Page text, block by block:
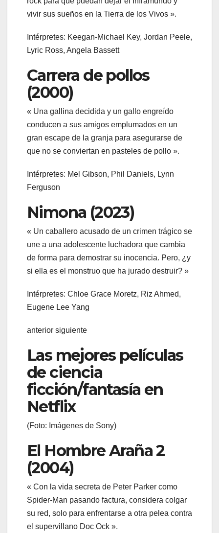
vivir sus sueños en la Tierra de los Vivos ».
Intérpretes: Keegan-Michael Key, Jordan Peele,
Lyric Ross, Angela Bassett
Carrera de pollos
(2000)
« Una gallina decidida y un gallo engreído
conducen a sus amigos emplumados en un
gran escape de la granja para asegurarse de
que no se conviertan en pasteles de pollo ».
Intérpretes: Mel Gibson, Phil Daniels, Lynn
Ferguson
Nimona (2023)
« Un caballero acusado de un crimen trágico se
une a una adolescente luchadora que cambia
de forma para demostrar su inocencia. Pero, ¿y
si ella es el monstruo que ha jurado destruir? »
Intérpretes: Chloe Grace Moretz, Riz Ahmed,
Eugene Lee Yang
anterior siguiente
Las mejores películas
de ciencia
ficción/fantasía en
Netflix
(Foto: Imágenes de Sony)
El Hombre Araña 2
(2004)
« Con la vida secreta de Peter Parker como
Spider-Man pasando factura, considera colgar
su red, solo para enfrentarse a otra pelea contra
el supervillano Doc Ock ».